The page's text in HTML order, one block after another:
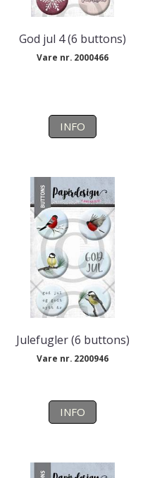
God jul 4 (6 buttons)
Vare nr. 2000466
INFO
Julefugler (6 buttons)
Vare nr. 2200946
INFO